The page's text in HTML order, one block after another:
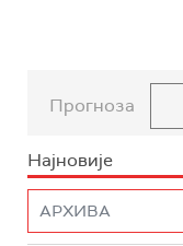
Прогноза
Најновије